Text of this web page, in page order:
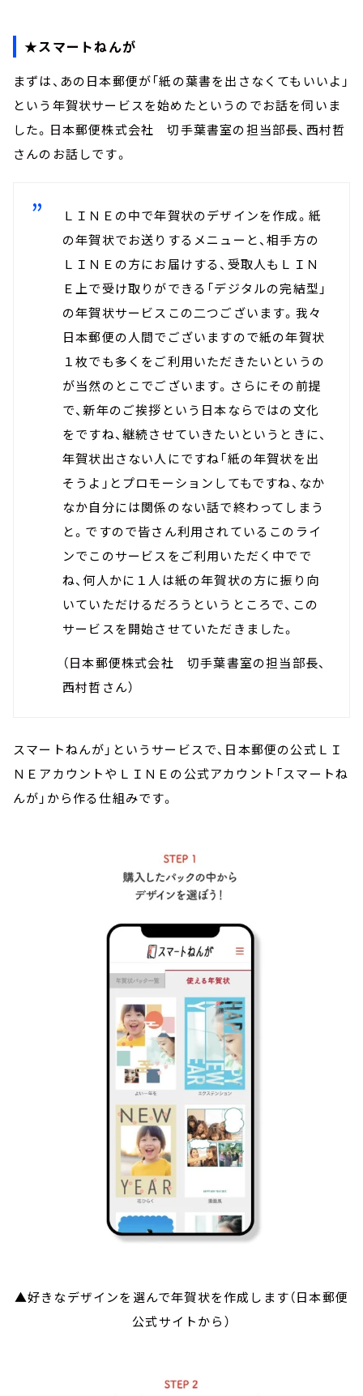
★スマートねんが
まずは、あの日本郵便が「紙の葉書を出さなくてもいいよ」
という年賀状サービスを始めたというのでお話を伺いま
した。日本郵便株式会社 切手葉書室の担当部長、西村哲
さんのお話しです。
ＬＩＮＥの中で年賀状のデザインを作成。紙
の年賀状でお送りするメニューと、相手方の
ＬＩＮＥの方にお届けする、受取人もＬＩＮ
Ｅ上で受け取りができる「デジタルの完結型」
の年賀状サービスこの二つございます。我々
日本郵便の人間でございますので紙の年賀状
１枚でも多くをご利用いただきたいというの
が当然のとこでございます。さらにその前提
で、新年のご挨拶という日本ならではの文化
をですね、継続させていきたいというときに、
年賀状出さない人にですね「紙の年賀状を出
そうよ」とプロモーションしてもですね、なか
なか自分には関係のない話で終わってしまう
と。ですので皆さん利用されているこのライ
ンでこのサービスをご利用いただく中でで
ね、何人かに１人は紙の年賀状の方に振り向
いていただけるだろうというところで、この
サービスを開始させていただきました。
（日本郵便株式会社 切手葉書室の担当部長、
西村哲さん）
スマートねんが」というサービスで、日本郵便の公式ＬＩ
ＮＥアカウントやＬＩＮＥの公式アカウント「スマートね
んが」から作る仕組みです。
▲好きなデザインを選んで年賀状を作成します（日本郵便
公式サイトから）